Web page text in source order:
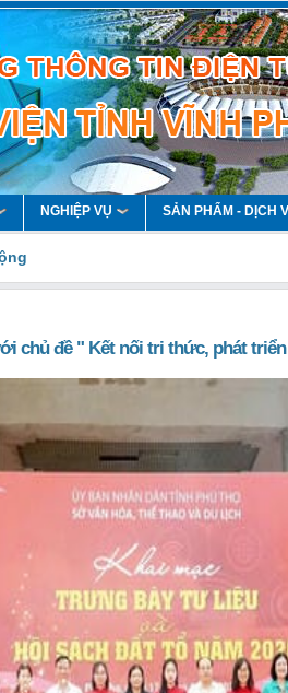
NGHIỆP VỤ SẢN PHẨM - DỊCH
chủ đề " Kết nối tri thức, phát